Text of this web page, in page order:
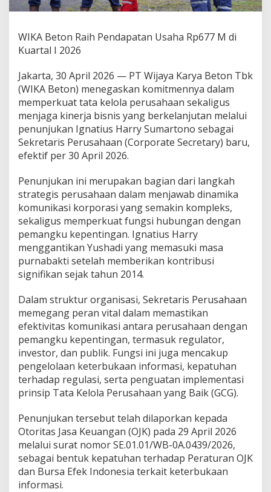
s
r
a
h
a
a
n
B
r
C
a
a
t
K
i
n
e
r
a
S
o
l
i
d
d
i
u
r
t
a
2
WIKA Beton Raih Pendapatan Usaha Rp677 M di
Kuartal I 2026
Jakarta, 30 April 2026 — PT Wijaya Karya Beton Tbk
(WIKA Beton) menegaskan komitmennya dalam
memperkuat tata kelola perusahaan sekaligus
menjaga kinerja bisnis yang berkelanjutan melalui
penunjukan Ignatius Harry Sumartono sebagai
Sekretaris Perusahaan (Corporate Secretary) baru,
efektif per 30 April 2026.
Penunjukan ini merupakan bagian dari langkah
strategis perusahaan dalam menjawab dinamika
komunikasi korporasi yang semakin kompleks,
sekaligus memperkuat fungsi hubungan dengan
pemangku kepentingan. Ignatius Harry
menggantikan Yushadi yang memasuki masa
purnabakti setelah memberikan kontribusi
signifikan sejak tahun 2014.
Dalam struktur organisasi, Sekretaris Perusahaan
memegang peran vital dalam memastikan
efektivitas komunikasi antara perusahaan dengan
pemangku kepentingan, termasuk regulator,
investor, dan publik. Fungsi ini juga mencakup
pengelolaan keterbukaan informasi, kepatuhan
terhadap regulasi, serta penguatan implementasi
prinsip Tata Kelola Perusahaan yang Baik (GCG).
Penunjukan tersebut telah dilaporkan kepada
Otoritas Jasa Keuangan (OJK) pada 29 April 2026
melalui surat nomor SE.01.01/WB-0A.0439/2026,
sebagai bentuk kepatuhan terhadap Peraturan OJK
dan Bursa Efek Indonesia terkait keterbukaan
informasi.